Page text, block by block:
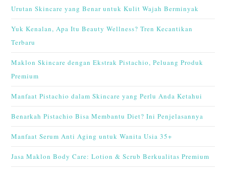
Urutan Skincare yang Benar untuk Kulit Wajah Berminyak
Yuk Kenalan, Apa Itu Beauty Wellness? Tren Kecantikan
Terbaru
Maklon Skincare dengan Ekstrak Pistachio, Peluang Produk
Premium
Manfaat Pistachio dalam Skincare yang Perlu Anda Ketahui
Benarkah Pistachio Bisa Membantu Diet? Ini Penjelasannya
Manfaat Serum Anti Aging untuk Wanita Usia 35+
Jasa Maklon Body Care: Lotion & Scrub Berkualitas Premium